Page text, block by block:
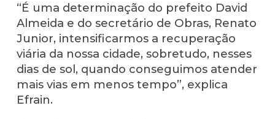
“É uma determinação do prefeito David
Almeida e do secretário de Obras, Renato
Junior, intensificarmos a recuperação
viária da nossa cidade, sobretudo, nesses
dias de sol, quando conseguimos atender
mais vias em menos tempo”, explica
Efrain.